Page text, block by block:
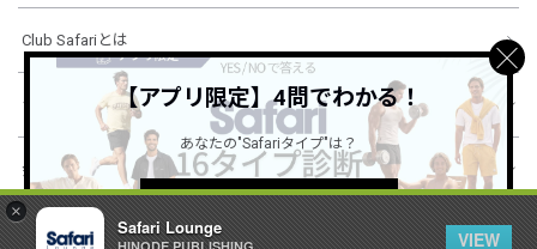
×
Safari Lounge
VIEW
Club Safariとは
ショッピングガイド
会社概要・規約
【アプリ限定】4問でわかる！
あなたの"Safariタイプ"は？
詳しくはこちら ＞